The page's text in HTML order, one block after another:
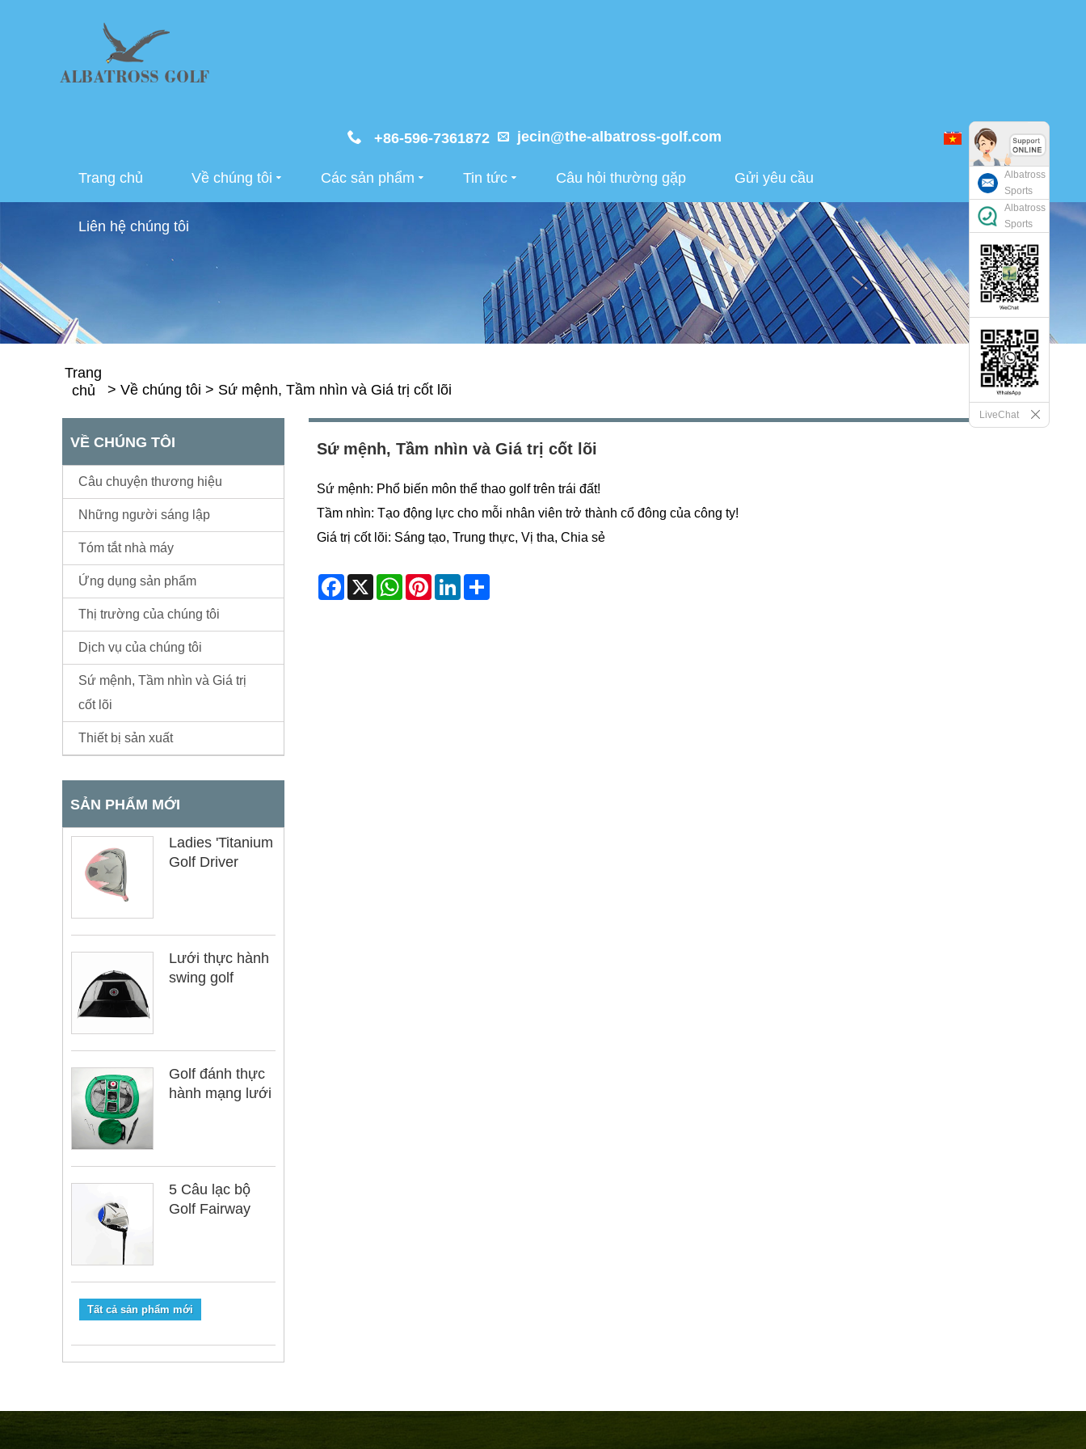
+86-596-7361872 jecin@the-albatross-golf.com tiếng Việt
Trang chủ Về chúng tôi Các sản phẩm Tin tức Câu hỏi thường gặp Gửi yêu cầu
Liên hệ chúng tôi
Trang
chủ
> Về chúng tôi > Sứ mệnh, Tầm nhìn và Giá trị cốt lõi
VỀ CHÚNG TÔI
Câu chuyện thương hiệu
Những người sáng lập
Tóm tắt nhà máy
Ứng dụng sản phẩm
Thị trường của chúng tôi
Dịch vụ của chúng tôi
Sứ mệnh, Tầm nhìn và Giá trị
cốt lõi
Thiết bị sản xuất
SẢN PHẨM MỚI
Ladies 'Titanium
Golf Driver
Lưới thực hành
swing golf
Golf đánh thực
hành mạng lưới
5 Câu lạc bộ
Golf Fairway
Tất cả sản phẩm mới
Sứ mệnh, Tầm nhìn và Giá trị cốt lõi
Sứ mệnh: Phổ biến môn thể thao golf trên trái đất!
Tầm nhìn: Tạo động lực cho mỗi nhân viên trở thành cổ đông của công ty!
Giá trị cốt lõi: Sáng tạo, Trung thực, Vị tha, Chia sẻ
Facebook
X WhatsApp
PinterestLinkedIn
Albatross
Sports
Albatross
Sports
LiveChat